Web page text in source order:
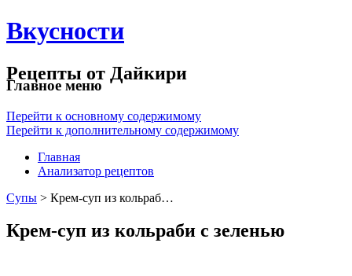
Вкусности
Рецепты от Дайкири
Главное меню
Перейти к основному содержимому
Перейти к дополнительному содержимому
Главная
Анализатор рецептов
Супы > Крем-суп из кольраб…
Крем-суп из кольраби с зеленью